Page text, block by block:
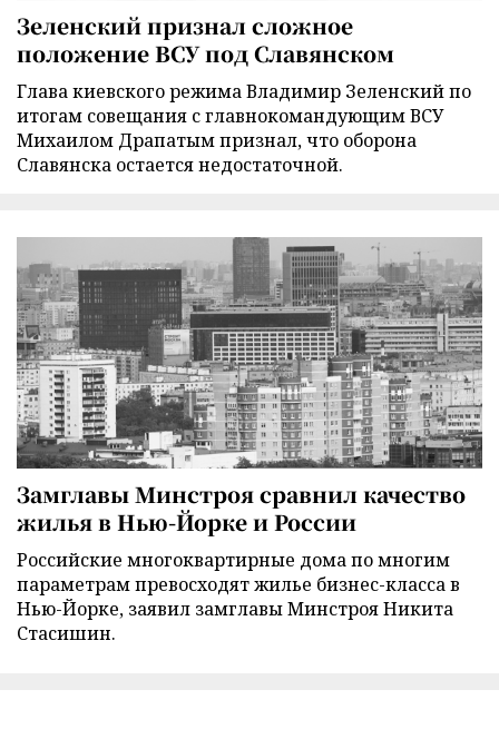
Зеленский признал сложное
положение ВСУ под Славянском
Глава киевского режима Владимир Зеленский по
итогам совещания с главнокомандующим ВСУ
Михаилом Драпатым признал, что оборона
Славянска остается недостаточной.
Замглавы Минстроя сравнил качество
жилья в Нью-Йорке и России
Российские многоквартирные дома по многим
параметрам превосходят жилье бизнес-класса в
Нью-Йорке, заявил замглавы Минстроя Никита
Стасишин.